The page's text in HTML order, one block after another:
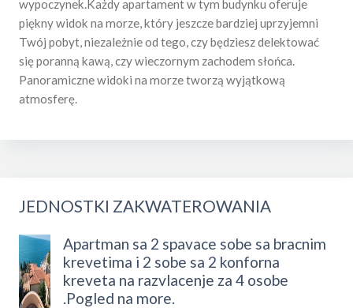
wypoczynek.Każdy apartament w tym budynku oferuje
piękny widok na morze, który jeszcze bardziej uprzyjemni
Twój pobyt, niezależnie od tego, czy będziesz delektować
się poranną kawą, czy wieczornym zachodem słońca.
Panoramiczne widoki na morze tworzą wyjątkową
atmosferę.
JEDNOSTKI ZAKWATEROWANIA
Apartman sa 2 spavace sobe sa bracnim
krevetima i 2 sobe sa 2 konforna
kreveta na razvlacenje za 4 osobe
.Pogled na more.